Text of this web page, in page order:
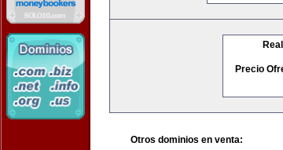
Precio
Otros dominios en venta: